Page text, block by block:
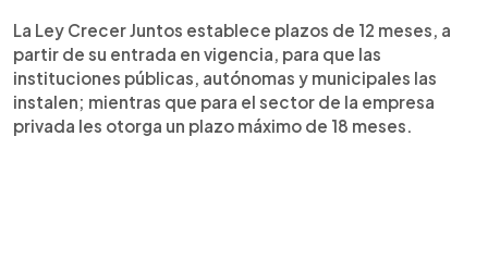
La Ley Crecer Juntos establece plazos de 12 meses, a
partir de su entrada en vigencia, para que las
instituciones públicas, autónomas y municipales las
instalen; mientras que para el sector de la empresa
privada les otorga un plazo máximo de 18 meses.